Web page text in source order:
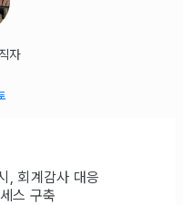
자
, 회계감사 대응
스 구축